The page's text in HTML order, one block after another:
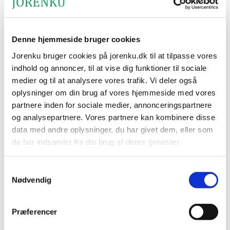
Denne hjemmeside bruger cookies
Jorenku bruger cookies på jorenku.dk til at tilpasse vores
indhold og annoncer, til at vise dig funktioner til sociale
medier og til at analysere vores trafik. Vi deler også
oplysninger om din brug af vores hjemmeside med vores
partnere inden for sociale medier, annonceringspartnere
og analysepartnere. Vores partnere kan kombinere disse
data med andre oplysninger, du har givet dem, eller som
de har indsamlet fra din brug af deres tjenester.
Jorenku's cookiepolitik
Nødvendig
Præferencer
ISO 22000 zertifiziert
Titelseite›Produkte›Geflügel› Hygiene im Geflügelstall
Hygiene im Geflügelstall
Schaffen Sie eine gesunde und hygienische Umgebung mit unserem
Sortiment an Produkten für Hygiene im Geflügelstall mit
Legehennen oder Masthähnchen.
Wir wissen, wie entscheidend es ist, optimale Hygienestandards bei
Hühnern und Masthähnchen aufrechtzuerhalten, um die Gesundheit
und das Wohlbefinden Ihres Geflügels zu sichern. Unser
spezialisiertes Sortiment umfasst daher eine breite Palette – von
wirksamer Trockendesinfektion bis hin zu schonenden
anspruchsvollsten Bedingungen in der Eier- oder Fleischproduktion
Bedürfnissen und Ihrer Herde passen.